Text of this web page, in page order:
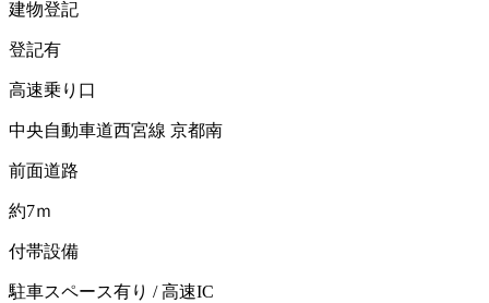
建物登記
登記有
高速乗り口
中央自動車道西宮線 京都南
前面道路
約7ｍ
付帯設備
駐車スペース有り / 高速IC